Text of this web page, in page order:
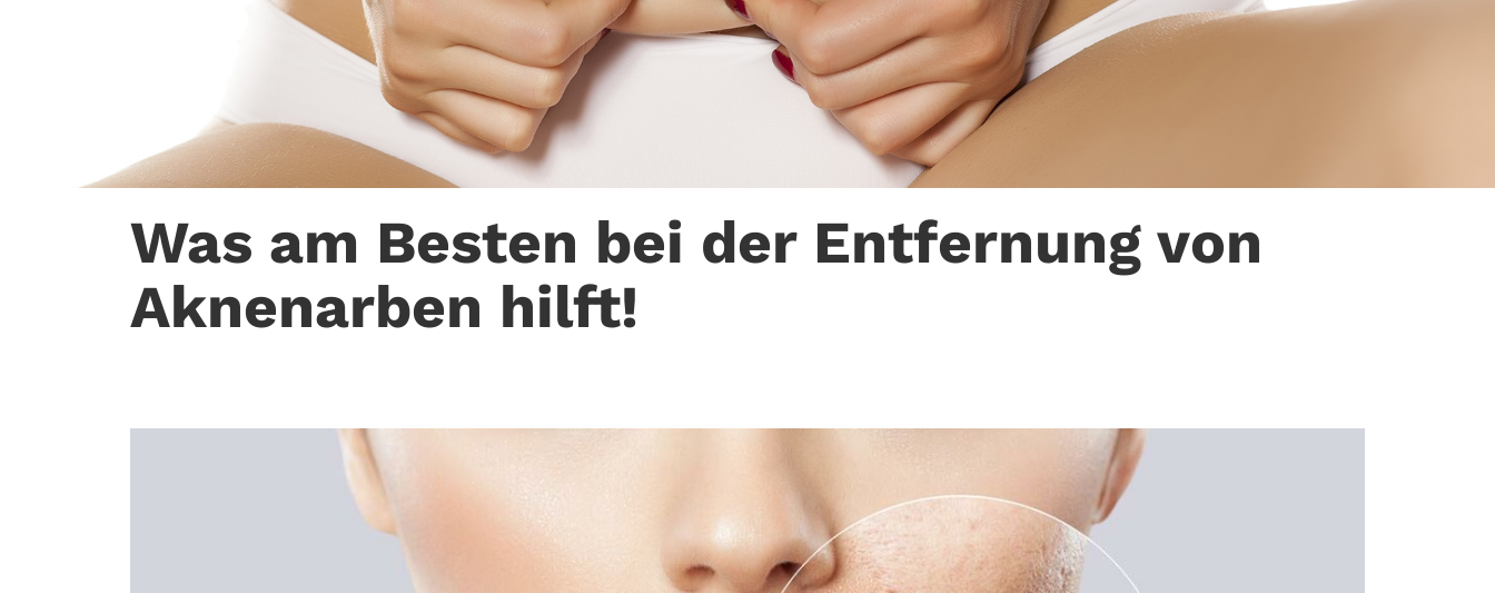
Was am Besten bei der Entfernung von
Aknenarben hilft!